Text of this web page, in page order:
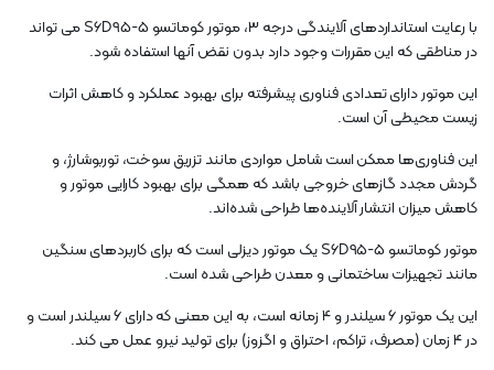
با رعایت استانداردهای آلایندگی درجه 3، موتور کوماتسو S6D95-5 می تواند
در مناطقی که این مقررات وجود دارد بدون نقض آنها استفاده شود.
این موتور دارای تعدادی فناوری پیشرفته برای بهبود عملکرد و کاهش اثرات
زیست محیطی آن است.
این فناوری‌ها ممکن است شامل مواردی مانند تزریق سوخت، توربوشارژ، و
گردش مجدد گازهای خروجی باشد که همگی برای بهبود کارایی موتور و
کاهش میزان انتشار آلاینده‌ها طراحی شده‌اند.
موتور کوماتسو S6D95-5 یک موتور دیزلی است که برای کاربردهای سنگین
مانند تجهیزات ساختمانی و معدن طراحی شده است.
این یک موتور 6 سیلندر و 4 زمانه است، به این معنی که دارای 6 سیلندر است و
در 4 زمان (مصرف، تراکم، احتراق و اگزوز) برای تولید نیرو عمل می کند.